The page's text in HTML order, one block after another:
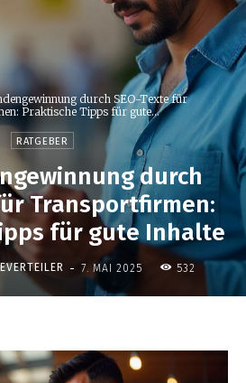
durch SEO-Texte für
Praktische Tipps für gute...
RATGEBER
durch
Transportfirmen:
für gute Inhalte
- 7. MAI 2025 532